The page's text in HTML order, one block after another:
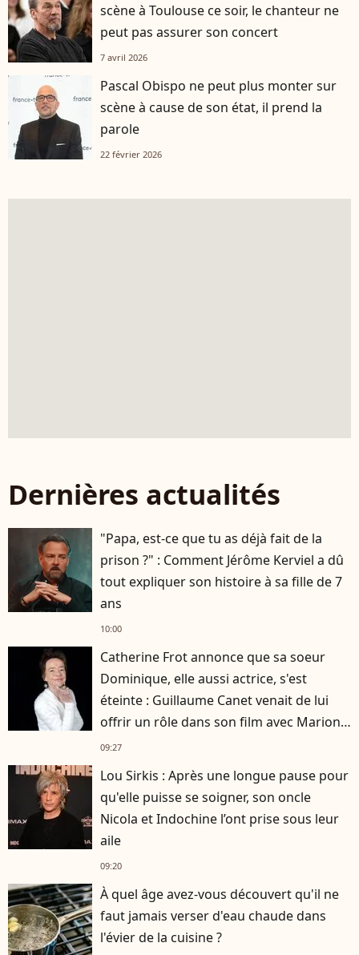
scène à Toulouse ce soir, le chanteur ne
peut pas assurer son concert
7 avril 2026
Pascal Obispo ne peut plus monter sur
scène à cause de son état, il prend la
parole
22 février 2026
Dernières actualités
"Papa, est-ce que tu as déjà fait de la
prison ?" : Comment Jérôme Kerviel a dû
tout expliquer son histoire à sa fille de 7
ans
10:00
Catherine Frot annonce que sa soeur
Dominique, elle aussi actrice, s'est
éteinte : Guillaume Canet venait de lui
offrir un rôle dans son film avec Marion
Cotillard
09:27
Lou Sirkis : Après une longue pause pour
qu'elle puisse se soigner, son oncle
Nicola et Indochine l’ont prise sous leur
aile
09:20
À quel âge avez-vous découvert qu'il ne
faut jamais verser d'eau chaude dans
l'évier de la cuisine ?